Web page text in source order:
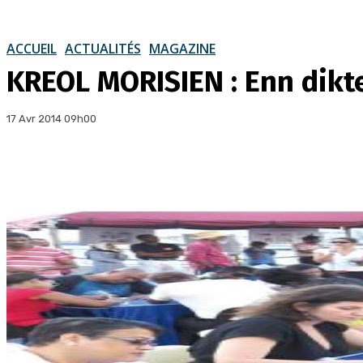
ACCUEIL ACTUALITÉS MAGAZINE
KREOL MORISIEN : Enn
17 Avr 2014 09h00